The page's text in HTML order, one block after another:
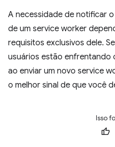
A necessidade de notificar
de um service worker
requisitos exclusivos dele.
usuários estão
ao enviar um novo service
o melhor sinal de que você
Isso